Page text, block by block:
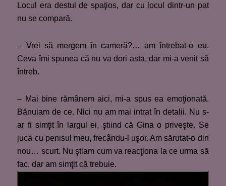
Locul era destul de spaţios, dar cu locul dintr-un pat
nu se compară.
– Vrei să mergem în cameră?… am întrebat-o eu.
Ceva îmi spunea că nu va dori asta, dar mi-a venit să
întreb.
– Mai bine rămânem aici, mi-a spus ea emoţionată.
Bănuiam de ce. Nici nu am mai intrat în detalii. Nu s-
ar fi simţit în largul ei, ştiind că Gina o priveşte. Se
juca cu penisul meu, frecându-l uşor. Am sărutat-o din
nou… scurt. Nu ştiam cum va reacţiona la ce urma să
fac, dar am simţit că trebuie.